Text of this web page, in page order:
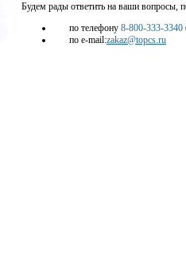
Будем рады ответить на ваши вопросы,
по телефону 8-800-333-3340
по e-mail:zakaz@topcs.ru